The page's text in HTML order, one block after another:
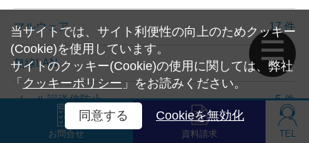
マルウェア 17 件
無線LAN 1 件
メール誤送信防止 5 件
メールセキュリティ 6 件
お問合せ 資料請求 TEL
当サイトでは、サイト利便性の向上のためクッキー
(Cookie)を使用しています。
サイトのクッキー(Cookie)の使用に関しては、弊社
「 クッキーポリシー 」をお読みください。
同意する Cookieを無効化